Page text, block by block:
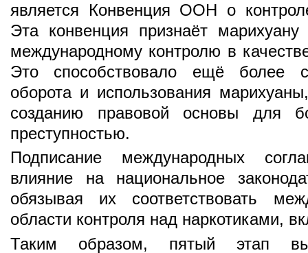
является Конвенция ООН о
Эта конвенция признаёт
международному контролю в
Это способствовало ещё более
оборота и использования
созданию правовой основы для
преступностью.
Подписание международных
влияние на национальное
обязывая их соответствовать
области контроля над наркотиками,
Таким образом, пятый этап